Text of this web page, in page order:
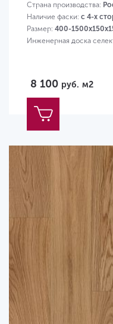
Страна производства:
Наличие фаски: с 4-х
Размер: 400-
Инженерная доска
8 100 руб. м2